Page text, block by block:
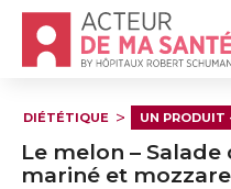
Accueil - Acteur de
DIÉTÉTIQUE UN PRODUIT
Le melon –
mariné et